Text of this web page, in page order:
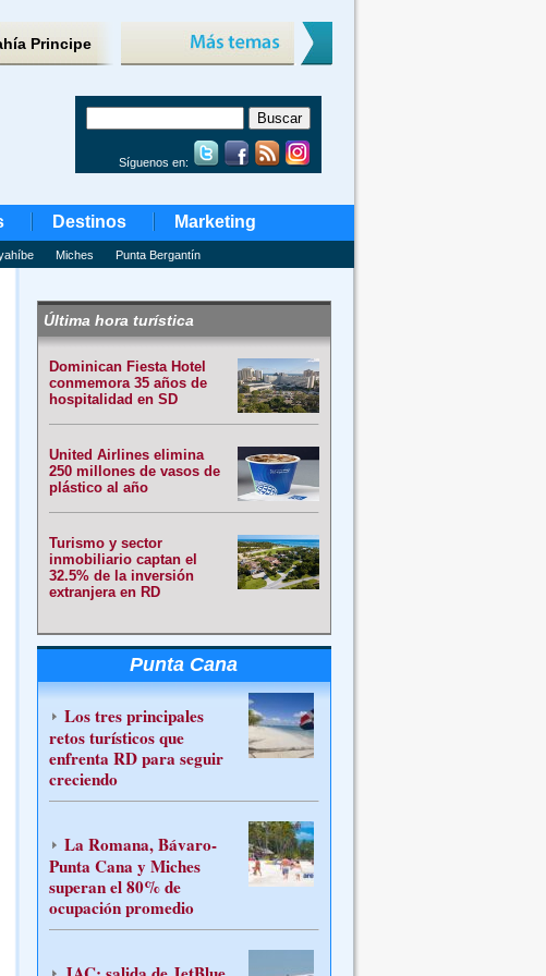
Principe
Síguenos en:
Destinos Marketing
Miches Punta Bergantín
Última hora turística
Dominican Fiesta Hotel
conmemora 35 años de
hospitalidad en SD
United Airlines elimina
250 millones de vasos de
plástico al año
Turismo y sector
inmobiliario captan el
32.5% de la inversión
extranjera en RD
Punta Cana
Los tres principales
retos turísticos que
enfrenta RD para seguir
creciendo
La Romana, Bávaro-
Punta Cana y Miches
superan el 80% de
ocupación promedio